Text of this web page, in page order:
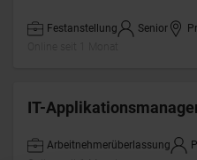
Festanstellung Senior
IT-
Arbeitnehmerüberlassung